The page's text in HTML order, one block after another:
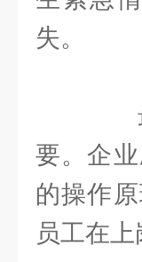
失。
最
要。企
的操作
员工在